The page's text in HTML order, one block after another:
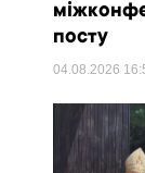
посту
04.08.2026